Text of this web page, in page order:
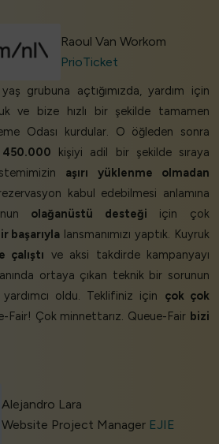
Raoul Van Workom
PrioTicket
yaş grubuna açtığımızda, yardım için
ve bize hızlı bir şekilde tamamen
Odası kurdular. O öğleden sonra
450.000 kişiyi adil bir şekilde sıraya
aşırı yüklenme olmadan
kabul edebilmesi anlamına
olağanüstü desteği için çok
başarıyla lansmanımızı yaptık. Kuyruk
ve aksi takdirde kampanyayı
ortaya çıkan teknik bir sorunun
oldu. Teklifiniz için çok çok
Fair! Çok minnettarız. Queue-Fair bizi
Alejandro Lara
Website Project Manager EJIE